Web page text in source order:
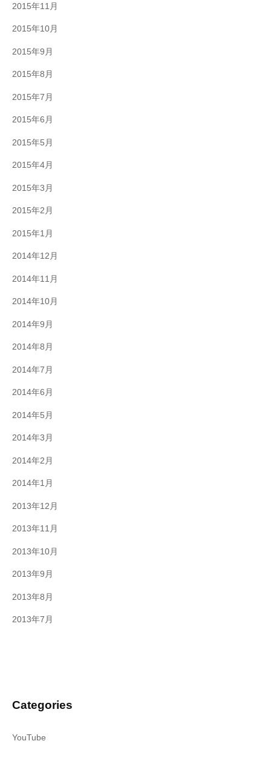
2015年11月
2015年10月
2015年9月
2015年8月
2015年7月
2015年6月
2015年5月
2015年4月
2015年3月
2015年2月
2015年1月
2014年12月
2014年11月
2014年10月
2014年9月
2014年8月
2014年7月
2014年6月
2014年5月
2014年3月
2014年2月
2014年1月
2013年12月
2013年11月
2013年10月
2013年9月
2013年8月
2013年7月
Categories
YouTube